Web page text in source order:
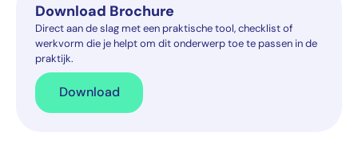
Download Brochure
Direct aan de slag met een praktische tool, checklist of
werkvorm die je helpt om dit onderwerp toe te passen in de
praktijk.
Download